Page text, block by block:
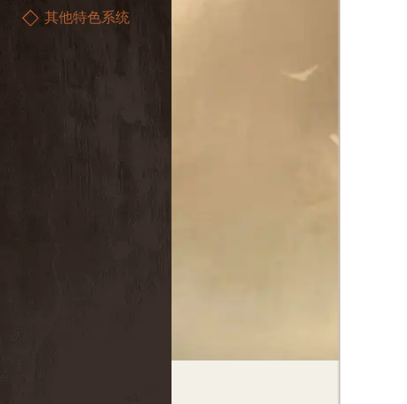
其他特色系统